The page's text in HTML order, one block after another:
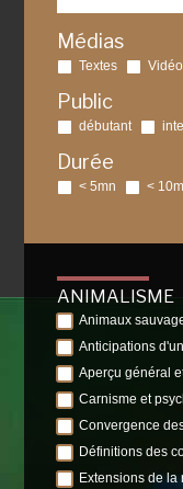
Médias
Textes
Public
débutant
Durée
< 5mn <
ANIMALISME
Animaux
Anticipations
Aperçu général
Carnisme et
Convergence
Définitions des
Extensions de la